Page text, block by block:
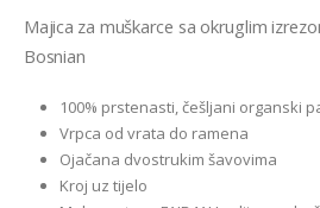
Majica za muškarce sa okruglim
Bosnian
100% prstenasti, češljani organski
Vrpca od vrata do ramena
Ojačana dvostrukim šavovima
Kroj uz tijelo